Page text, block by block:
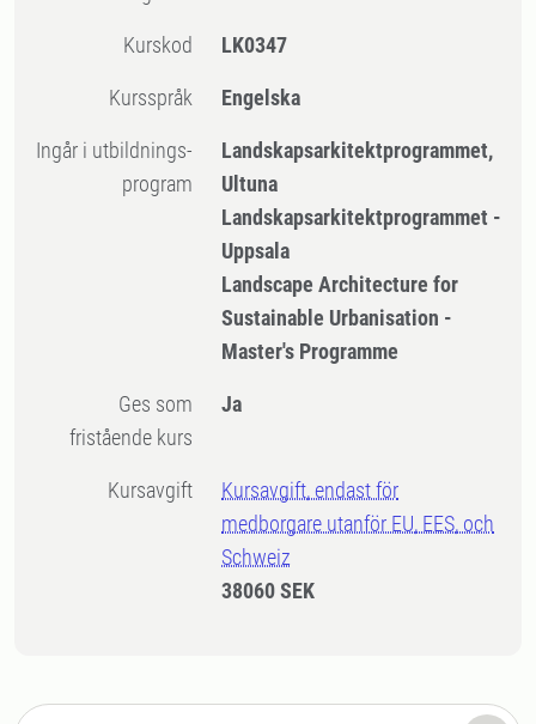
Kurskod LK0347
Kursspråk Engelska
Ingår i utbildnings-
program
Landskapsarkitektprogrammet,
Ultuna
Landskapsarkitektprogrammet -
Uppsala
Landscape Architecture for
Sustainable Urbanisation -
Master's Programme
Ges som
fristående kurs
Ja
Kursavgift
Kursavgift, endast för
medborgare utanför EU, EES, och
Schweiz
38060 SEK